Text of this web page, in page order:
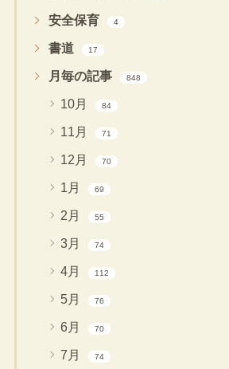
安全保育 4
書道 17
月毎の記事 848
10月 84
11月 71
12月 70
1月 69
2月 55
3月 74
4月 112
5月 76
6月 70
7月 74